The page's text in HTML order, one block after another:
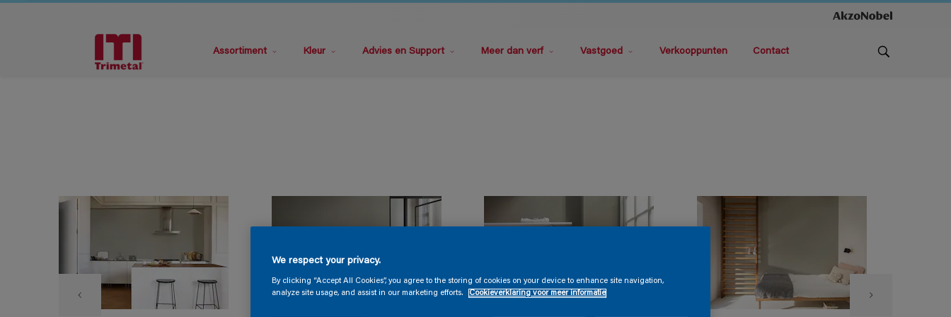
Assortiment Kleur Advies en Support Meer dan verf Vastgoed Verkooppunten Contact
We respect your privacy.
By clicking “Accept All Cookies”, you agree to the storing of cookies on your device to enhance site navigation,
analyze site usage, and assist in our marketing efforts.
Cookieverklaring voor meer informatie